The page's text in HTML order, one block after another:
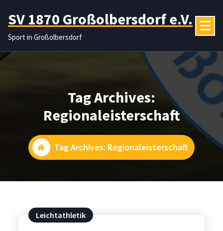
Inhalt
springen
SV 1870 Großolbersdorf e.V.
Sport in Großolbersdorf
Tag Archives:
Regionaleisterschaft
Tag Archives: Regionaleisterschaft
Leichtathletik